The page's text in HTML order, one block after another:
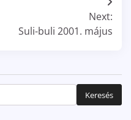
Next:
Suli-buli 2001. május